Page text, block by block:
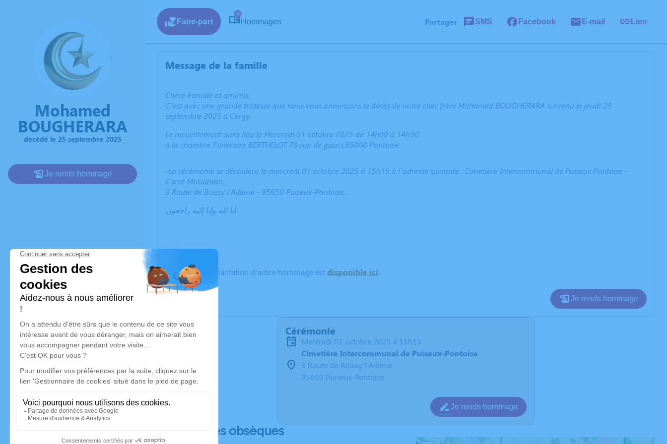
Mohamed
BOUGHERARA
décédé le 25 septembre 2025
Je rends hommage
Faire-part
6
Hommages Partager SMS Facebook E-mail Lien
Message de la famille
Chère Famille et ami(e)s,
C’est avec une grande tristesse que nous vous annonçons le décès de notre cher frère Mohamed BOUGHERARA survenu le jeudi 25
septembre 2025 à Cergy.
Le recueillement aura lieu le Mercredi 01 octobre 2025 de 14h00 à 14h30
à la chambre Funéraire BERTHELOT 79 rue de gisors,95000 Pontoise.
-La cérémonie se déroulera le mercredi 01 octobre 2025 à 15h15 à l’adresse suivante : Cimetière Intercommunal de Puiseux Pontoise -
Carré Musulman.
3 Route de Boissy l'Aillerie - 95650 Puiseux-Pontoise.
إنا لله وإنا إليه راجعون.
Un service de plantation d’arbre hommage estdisponible ici.
Je rends hommage
Cérémonie
mercredi 01 octobre 2025 à 15h15
Cimetière Intercommunal de Puiseux-Pontoise
3 Route de Boissy l'Aillerie
95650 Puiseux-Pontoise
Je rends hommage
Déroulé des obsèques